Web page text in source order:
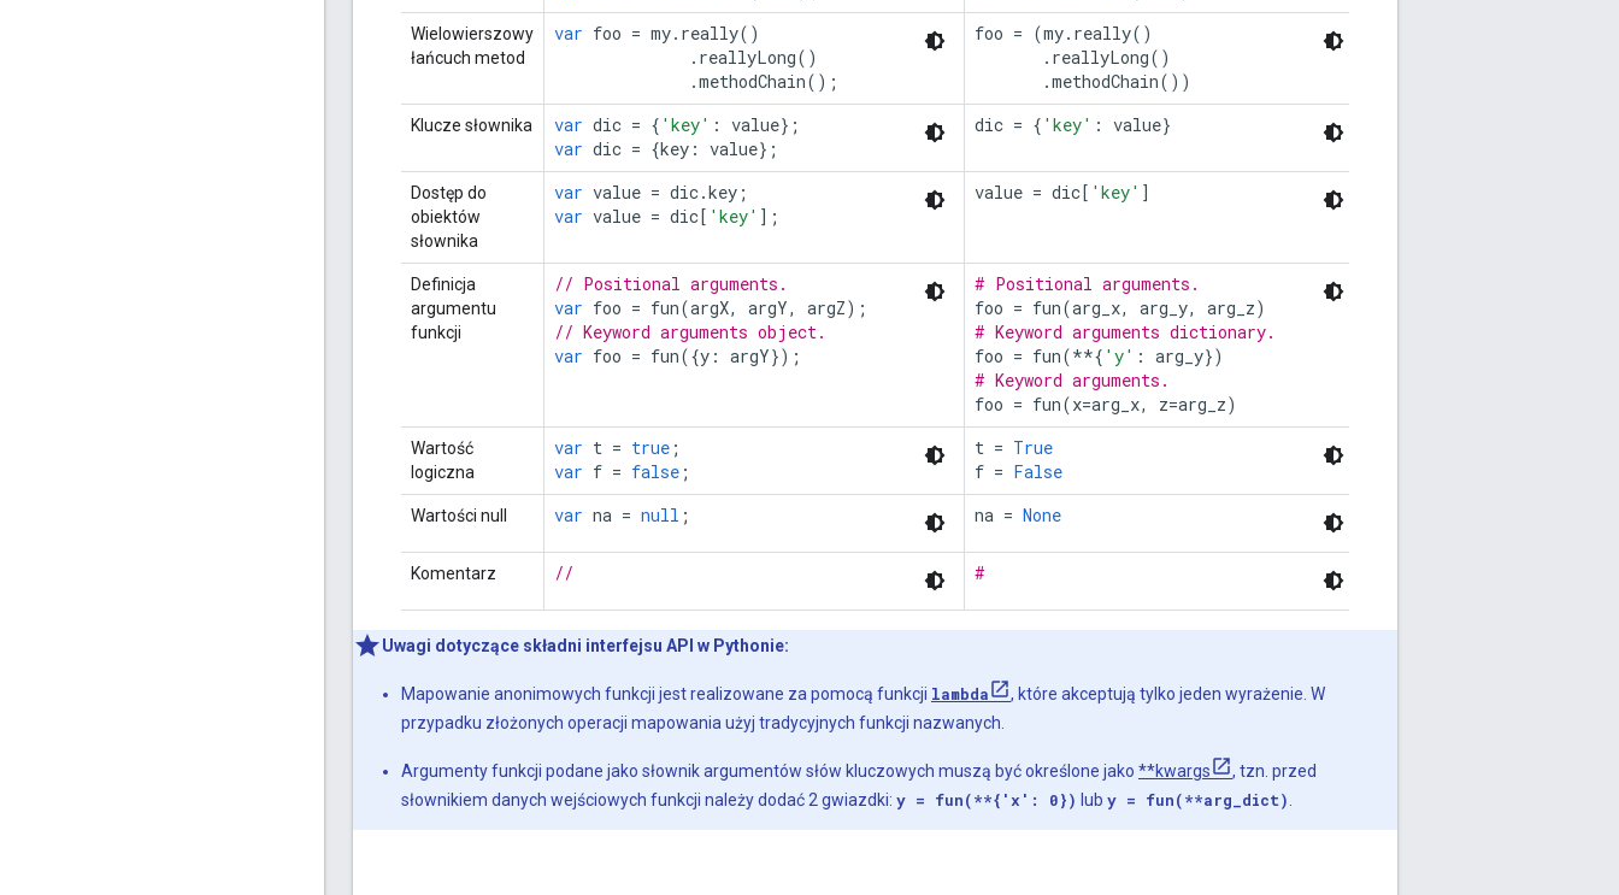
Wielowierszowy
łańcuch metod
var foo = my. really()
. reallyLong()
.methodChain();
foo = (my. really()
. reallyLong()
.methodChain())
Klucze słownika var dic = { 'key' : value};
var dic = {key : value};
dic = { 'key' : value}
Dostęp do
obiektów
słownika
var value = dic.key ;
var value = dic[ 'key' ];
value = dic[ 'key' ]
Definicja
argumentu
funkcji
// Positional arguments.
var foo = fun(argX, argY, argZ);
// Keyword arguments object.
var foo = fun({y : argY});
# Positional arguments.
foo = fun(arg_x, arg_y, arg_z)
# Keyword arguments dictionary.
foo = fun(**{ 'y' : arg_y})
# Keyword arguments.
foo = fun(x=arg_x, z=arg_z)
Wartość
logiczna
var t = true ;
var f = false ;
t = True
f = False
Wartości null var na = null ; na = None
Komentarz // #
Uwagi dotyczące składni interfejsu API w Pythonie:
Mapowanie anonimowych funkcji jest realizowane za pomocą funkcji lambda
, które akceptują tylko jeden wyrażenie. W
przypadku złożonych operacji mapowania użyj tradycyjnych funkcji nazwanych.
Argumenty funkcji podane jako słownik argumentów słów kluczowych muszą być określone jako **kwargs
, tzn. przed
słownikiem danych wejściowych funkcji należy dodać 2 gwiazdki: y = fun(**{'x': 0}) lub y = fun(**arg_dict)